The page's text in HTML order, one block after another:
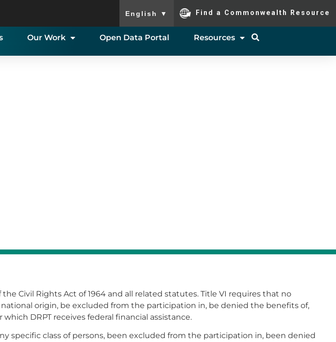
English ▼ Find a Commonwealth Resource
Our Work Open Data Portal Resources
Civil Rights Act of 1964 and all related statutes. Title VI requires that no
origin, be excluded from the participation in, be denied the benefits of,
DRPT receives federal financial assistance.
specific class of persons, been excluded from the participation in, been denied